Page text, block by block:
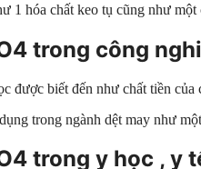
1 hóa chất keo tụ cũng như
trong công
được biết đến như chất tiền
trong ngành dệt may như
trong y học , y